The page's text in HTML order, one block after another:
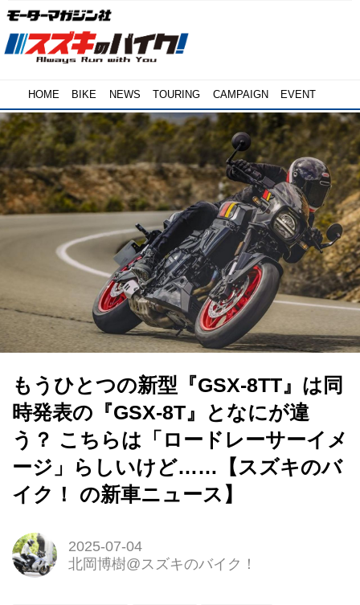
HOME BIKE NEWS TOURING CAMPAIGN EVENT
もうひとつの新型『GSX-8TT』は同
時発表の『GSX-8T』となにが違
う？ こちらは「ロードレーサーイメ
ージ」らしいけど……【スズキのバ
イク！ の新車ニュース】
2025-07-04
北岡博樹@スズキのバイク！